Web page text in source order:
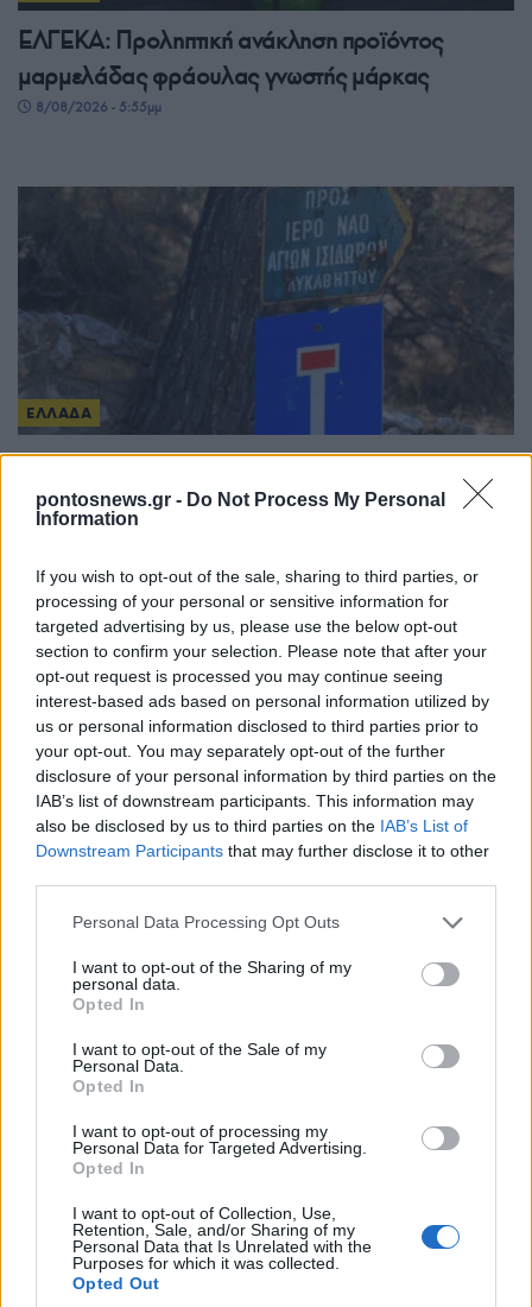
pontosnews.gr - Do Not Process My Personal
Information
If you wish to opt-out of the sale, sharing to third parties, or
processing of your personal or sensitive information for
targeted advertising by us, please use the below opt-out
section to confirm your selection. Please note that after your
opt-out request is processed you may continue seeing
interest-based ads based on personal information utilized by
us or personal information disclosed to third parties prior to
your opt-out. You may separately opt-out of the further
disclosure of your personal information by third parties on the
IAB’s list of downstream participants. This information may
also be disclosed by us to third parties on the IAB’s List of
Downstream Participants that may further disclose it to other
Please note that this website/app uses one or more Google
not limited to your visit or usage behaviour. You may click to
grant or deny consent to Google and its third-party tags to
use your data for below specified purposes in below Google
consent section.
Personal Data Processing Opt Outs
I want to opt-out of the Sharing of my
personal data.
Opted In
I want to opt-out of the Sale of my
Personal Data.
Opted In
I want to opt-out of processing my
Personal Data for Targeted Advertising.
Opted In
I want to opt-out of Collection, Use,
Retention, Sale, and/or Sharing of my
Personal Data that Is Unrelated with the
Purposes for which it was collected.
Opted Out
ΕΛΓΕΚΑ: Προληπτική ανάκληση προϊόντος
μαρμελάδας φράουλας γνωστής μάρκας
8/08/2026 - 5:55μμ
ΕΛΛΑΔΑ
Λυκαβηττός: Σε 57χρονη Ελληνίδα ανήκει η
σορός που βρέθηκε σε σπηλιά
ΕΛΛΑΔΑ
Παραδοσιακή μουσική βραδιά «Θράκη –
Μακεδονία – Πόντος» από τον Θερμαϊκό
Κορινού
8/08/2026 - 3:00μμ
ΕΛΛΑΔΑ